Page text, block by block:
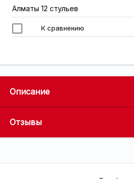
Алматы 12 стульев
К сравнению
Описание
Отзывы